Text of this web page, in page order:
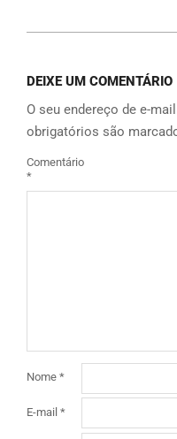
DEIXE UM COMENTÁRIO
O seu endereço de e-
obrigatórios são
Comentário
*
Nome *
E-mail *